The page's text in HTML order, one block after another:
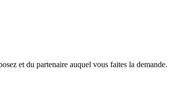
et du partenaire auquel vous faites la demande.